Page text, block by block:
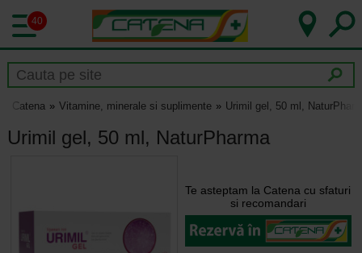
40
Catena Vitamine, minerale si suplimente Urimil gel, 50 ml,
Urimil gel, 50 ml, NaturPharma
Te asteptam la Catena cu sfaturi
si recomandari